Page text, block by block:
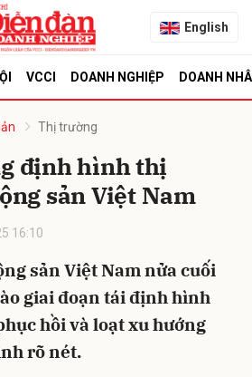
English
VCCI DOANH NGHIỆP DOANH
Thị trường
định hình thị
sản Việt Nam
16:10
sản Việt Nam nửa cuối
giai đoạn tái định hình
hồi và loạt xu hướng
rõ nét.
Hủy